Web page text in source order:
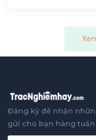
Đăng ký để nhận
gửi cho bạn hàng tuần